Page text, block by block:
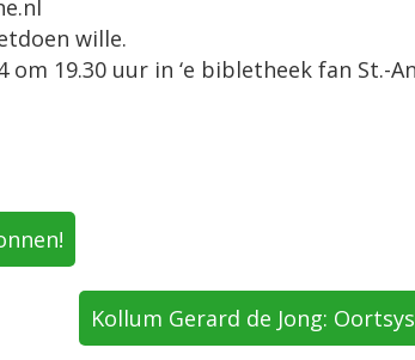
wille.
19.30 uur in ‘e bibletheek fan St.-
Kollum Gerard de Jong: